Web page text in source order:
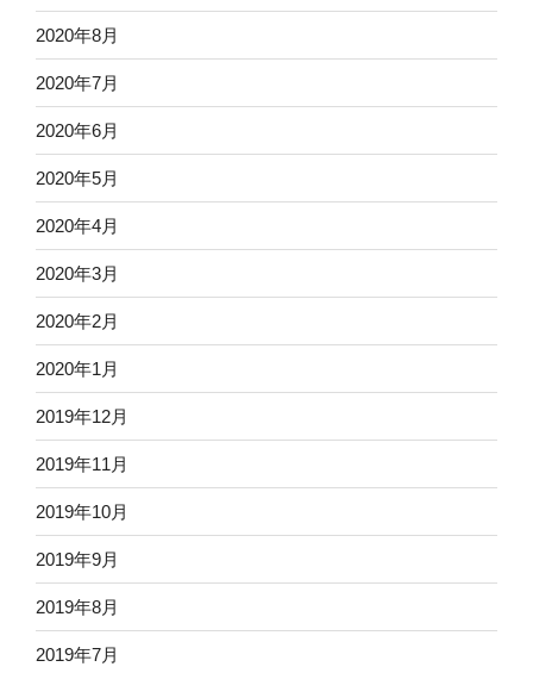
2020年8月
2020年7月
2020年6月
2020年5月
2020年4月
2020年3月
2020年2月
2020年1月
2019年12月
2019年11月
2019年10月
2019年9月
2019年8月
2019年7月